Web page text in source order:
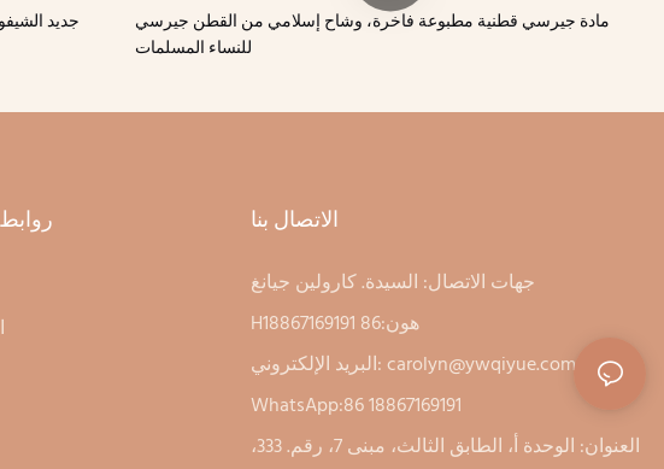
جديد
مادة جيرسي قطنية مطبوعة فاخرة، وشاح إسلامي من القطن جيرسي
للنساء المسلمات
الاتصال بنا
جهات الاتصال: السيدة. كارولين جيانغ
Hهون:86 18867169191
البريد الإلكتروني:carolyn@ywqiyue.com
WhatsApp:86 18867169191
العنوان: الوحدة أ، الطابق الثالث، مبنى 7، رقم. 333،